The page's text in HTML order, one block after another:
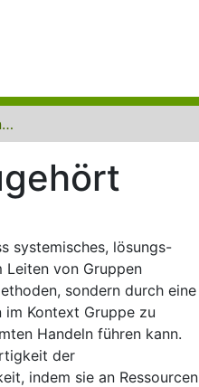
Ich, du, wir und wer sonst noch dazugehört
systemisches, lösungs-
Leiten von Gruppen
sondern durch eine
Kontext Gruppe zu
Handeln führen kann.
der
indem sie an Ressourcen